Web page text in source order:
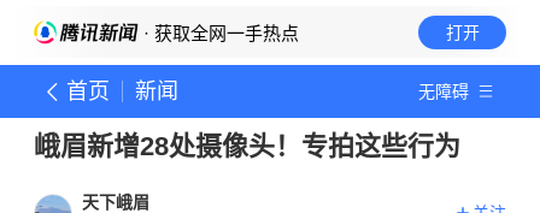
· 获取全网一手热点 打开
首页 新闻 无障碍
峨眉新增28处摄像头！专拍这些行为
天下峨眉